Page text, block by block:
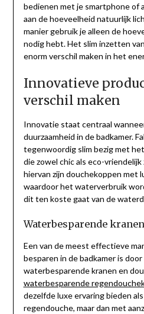
bedienen met je smartphone of
aan de hoeveelheid natuurlijk
manier gebruik je alleen de
nodig hebt. Het slim inzetten
enorm verschil maken in het
Innovatieve
verschil maken
Innovatie staat centraal
duurzaamheid in de badkamer.
tegenwoordig slim bezig met
die zowel chic als eco-
hiervan zijn douchekoppen met
waardoor het waterverbruik
dit ten koste gaat van de
Waterbesparende
Een van de meest effectieve
besparen in de badkamer is
waterbesparende kranen en
waterbesparende
dezelfde luxe ervaring bieden
regendouche, maar dan met